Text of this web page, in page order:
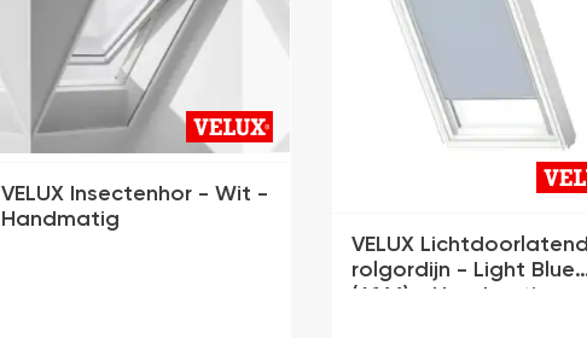
VELUX Insectenhor - Wit -
Handmatig
VELUX Lichtdoorlatend
rolgordijn - Light Blue
(4166) - Handmatig